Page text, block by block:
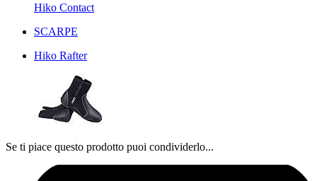
Hiko Contact
SCARPE
Hiko Rafter
Se ti piace questo prodotto puoi condividerlo...